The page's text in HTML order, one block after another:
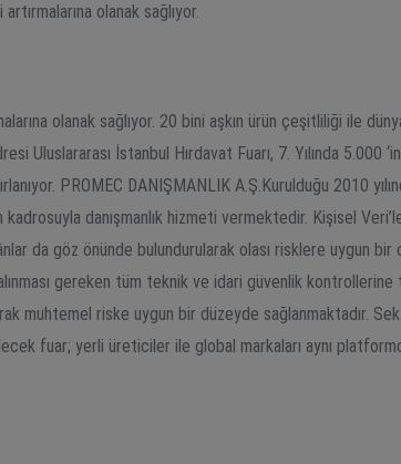
olanak sağlıyor.
olanak sağlıyor. 20 bini aşkın ürün çeşitliliği ile
Uluslararası İstanbul Hırdavat Fuarı, 7. Yılında 5.000
PROMEC DANIŞMANLIK A.Ş.Kurulduğu 2010
danışmanlık hizmeti vermektedir. Kişisel
da göz önünde bulundurularak olası risklere uygun bir
gereken tüm teknik ve idari güvenlik kontrollerine
riske uygun bir düzeyde sağlanmaktadır.
fuar; yerli üreticiler ile global markaları aynı